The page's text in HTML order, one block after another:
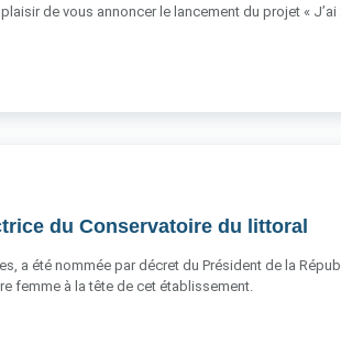
de vous annoncer le lancement du projet « J’ai
du Conservatoire du littoral
a été nommée par décret du Président de la
femme à la tête de cet établissement.